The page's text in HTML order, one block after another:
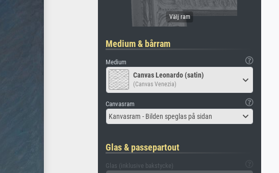
Medium & bårram
Medium
Canvas Leonardo (satin)
(Canvas Venezia)
Canvasram
Kanvasram - Bilden speglas på sidan
Glas & passepartout
Glas (inklusive bakstycke)